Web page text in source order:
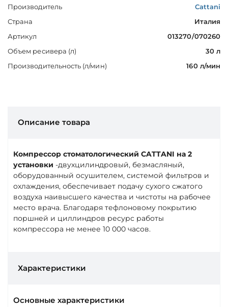
Производитель
Cattani
Страна
Италия
Артикул
013270/070260
Объем ресивера (л)
30 л
Производительность (л/мин)
160 л/мин
Описание товара
Компрессор стоматологический CATTANI на 2
установки -двухцилиндровый, безмасляный,
оборудованный осушителем, системой фильтров и
охлаждения, обеспечивает подачу сухого сжатого
воздуха наивысшего качества и чистоты на рабочее
место врача. Благодаря тефлоновому покрытию
поршней и циллиндров ресурс работы
компрессора не менее 10 000 часов.
Характеристики
Основные характеристики